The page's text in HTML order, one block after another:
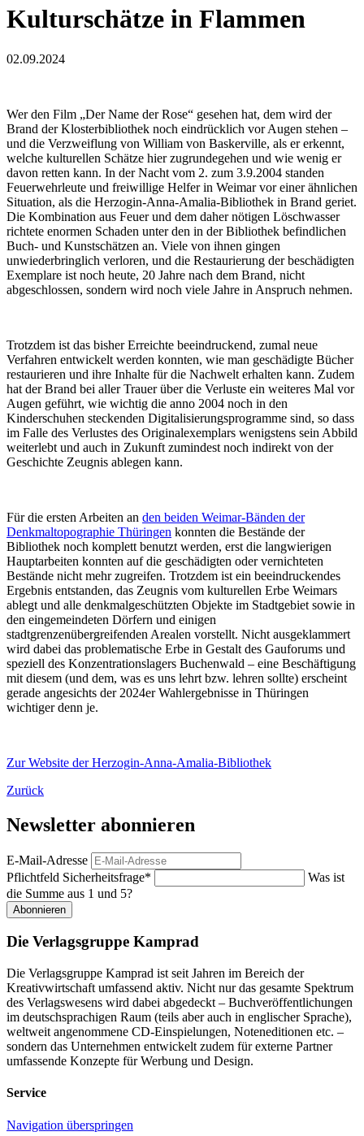
Kulturschätze in Flammen
02.09.2024
Wer den Film „Der Name der Rose“ gesehen hat, dem wird der
Brand der Klosterbibliothek noch eindrücklich vor Augen stehen –
und die Verzweiflung von William von Baskerville, als er erkennt,
welche kulturellen Schätze hier zugrundegehen und wie wenig er
davon retten kann. In der Nacht vom 2. zum 3.9.2004 standen
Feuerwehrleute und freiwillige Helfer in Weimar vor einer ähnlichen
Situation, als die Herzogin-Anna-Amalia-Bibliothek in Brand geriet.
Die Kombination aus Feuer und dem daher nötigen Löschwasser
richtete enormen Schaden unter den in der Bibliothek befindlichen
Buch- und Kunstschätzen an. Viele von ihnen gingen
unwiederbringlich verloren, und die Restaurierung der beschädigten
Exemplare ist noch heute, 20 Jahre nach dem Brand, nicht
abgeschlossen, sondern wird noch viele Jahre in Anspruch nehmen.
Trotzdem ist das bisher Erreichte beeindruckend, zumal neue
Verfahren entwickelt werden konnten, wie man geschädigte Bücher
restaurieren und ihre Inhalte für die Nachwelt erhalten kann. Zudem
hat der Brand bei aller Trauer über die Verluste ein weiteres Mal vor
Augen geführt, wie wichtig die anno 2004 noch in den
Kinderschuhen steckenden Digitalisierungsprogramme sind, so dass
im Falle des Verlustes des Originalexemplars wenigstens sein Abbild
weiterlebt und auch in Zukunft zumindest noch indirekt von der
Geschichte Zeugnis ablegen kann.
Für die ersten Arbeiten an den beiden Weimar-Bänden der
Denkmaltopographie Thüringen konnten die Bestände der
Bibliothek noch komplett benutzt werden, erst die langwierigen
Hauptarbeiten konnten auf die geschädigten oder vernichteten
Bestände nicht mehr zugreifen. Trotzdem ist ein beeindruckendes
Ergebnis entstanden, das Zeugnis vom kulturellen Erbe Weimars
ablegt und alle denkmalgeschützten Objekte im Stadtgebiet sowie in
den eingemeindeten Dörfern und einigen
stadtgrenzenübergreifenden Arealen vorstellt. Nicht ausgeklammert
wird dabei das problematische Erbe in Gestalt des Gauforums und
speziell des Konzentrationslagers Buchenwald – eine Beschäftigung
mit diesem (und dem, was es uns lehrt bzw. lehren sollte) erscheint
gerade angesichts der 2024er Wahlergebnisse in Thüringen
wichtiger denn je.
Zur Website der Herzogin-Anna-Amalia-Bibliothek
Zurück
Newsletter abonnieren
E-Mail-Adresse
Pflichtfeld Sicherheitsfrage*
Was ist
die Summe aus 1 und 5?
Abonnieren
Die Verlagsgruppe Kamprad
Die Verlagsgruppe Kamprad ist seit Jahren im Bereich der
Kreativwirtschaft umfassend aktiv. Nicht nur das gesamte Spektrum
des Verlagswesens wird dabei abgedeckt – Buchveröffentlichungen
im deutschsprachigen Raum (teils aber auch in englischer Sprache),
weltweit angenommene CD-Einspielungen, Noteneditionen etc. –
sondern das Unternehmen entwickelt zudem für externe Partner
umfassende Konzepte für Werbung und Design.
Service
Navigation überspringen